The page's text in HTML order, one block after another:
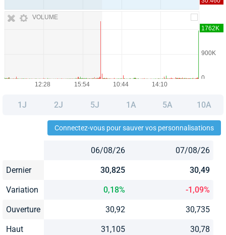
VOLUME
1J 2J 5J 1A 5A 10A
Connectez-vous pour sauver vos personnalisations
06/08/26 07/08/26
Dernier 30,825 30,49
Variation 0,18% -1,09%
Ouverture 30,92 30,735
Haut 31,105 30,78